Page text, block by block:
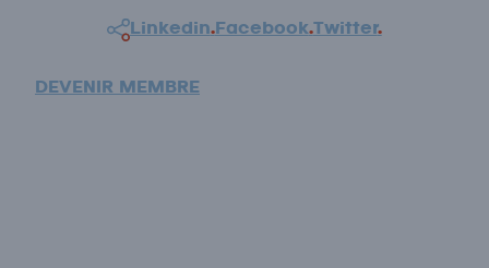
Linkedin.Facebook.Twitter.
DEVENIR MEMBRE